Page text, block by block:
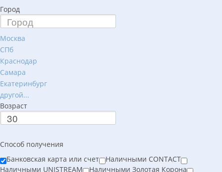
Город
Москва
СПб
Краснодар
Самара
Екатеринбург
другой...
Возраст
Способ получения
Банковская карта или счет
Наличными CONTACT
Наличными UNISTREAM
Наличными Золотая Корона